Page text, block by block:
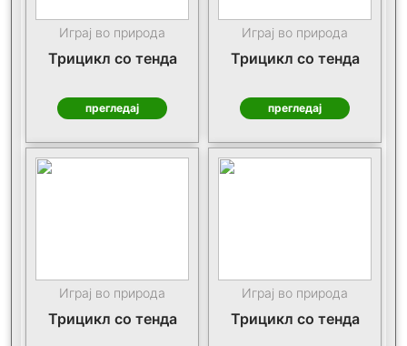
Играј во природа
Трицикл со тенда
прегледај
Играј во природа
Трицикл со тенда
прегледај
Играј во природа
Трицикл со тенда
Играј во природа
Трицикл со тенда